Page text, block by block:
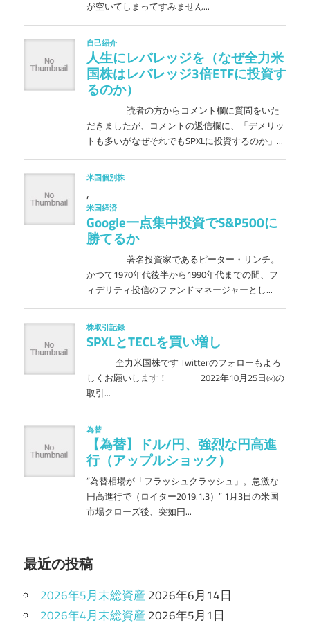
最近の投稿
2026年5月末総資産2026年6月14日
2026年4月末総資産2026年5月1日